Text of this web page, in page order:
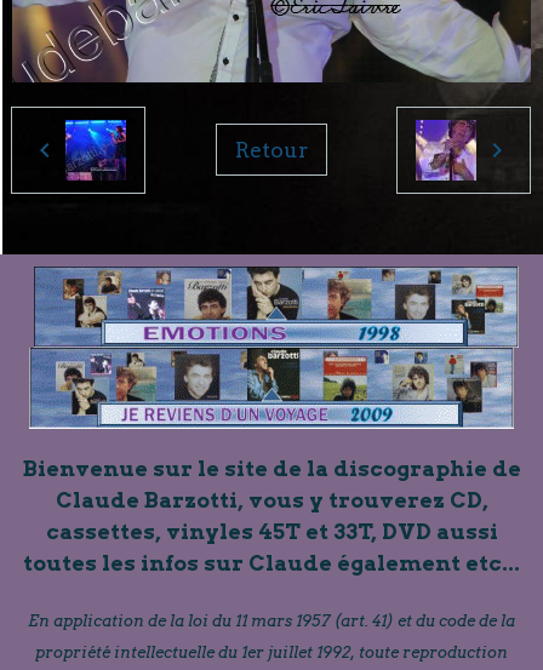
Retour
Bienvenue sur le site de la discographie de
Claude Barzotti, vous y trouverez CD,
cassettes, vinyles 45T et 33T, DVD aussi
toutes les infos sur Claude également etc...
En application de la loi du 11 mars 1957 (art. 41) et du code de la
propriété intellectuelle du 1er juillet 1992, toute reproduction